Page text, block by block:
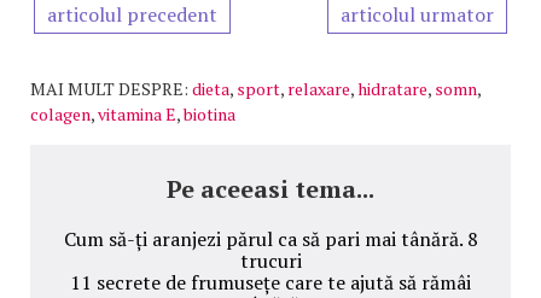
articolul precedent articolul urmator
MAI MULT DESPRE: dieta, sport, relaxare,hidratare, somn,
colagen,vitamina E,biotina
Pe aceeasi tema...
Cum să-ți aranjezi părul ca să pari mai tânără. 8
trucuri
11 secrete de frumusețe care te ajută să rămâi